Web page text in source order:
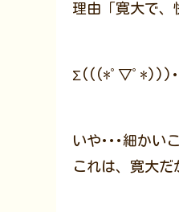
理由「寛大で、
Σ(((*ﾟ▽ﾟ*)))･･
いや･･･細かい
これは、寛大